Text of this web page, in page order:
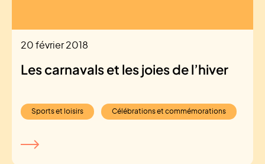
20 février 2018
Les carnavals et les joies de l’hiver
Sports et loisirs Célébrations et commémorations